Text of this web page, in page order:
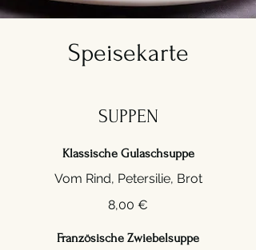
Speisekarte
SUPPEN
Klassische Gulaschsuppe
Vom Rind, Petersilie, Brot
8,00 €
Französische Zwiebelsuppe